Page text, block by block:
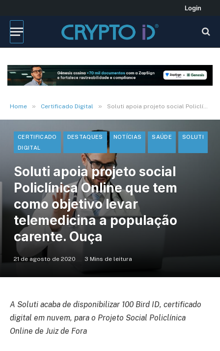
Login
Home » Certificado Digital » Soluti apoia projeto social Policlínica Online que tem como objetivo levar telemedicina a população carente. Ouça
CERTIFICADO
DIGITAL
DESTAQUES NOTÍCIAS SAÚDE SOLUTI
Soluti apoia projeto social
Policlínica Online que tem
como objetivo levar
telemedicina a população
carente. Ouça
21 de agosto de 2020 3 Mins de leitura
A Soluti acaba de disponibilizar 100 Bird ID, certificado
digital em nuvem, para o Projeto Social Policlínica
Online de Juiz de Fora